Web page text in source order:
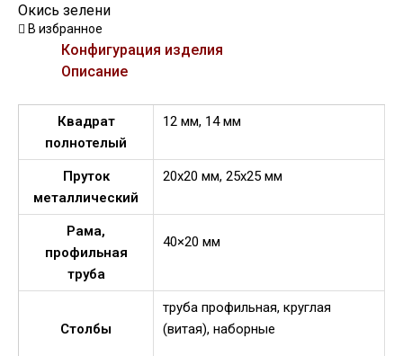
Окись зелени
В избранное
Конфигурация изделия
Описание
Квадрат
полнотелый
12 мм, 14 мм
Пруток
металлический
20х20 мм, 25х25 мм
Рама,
профильная
труба
40×20 мм
Столбы
труба профильная, круглая
(витая), наборные